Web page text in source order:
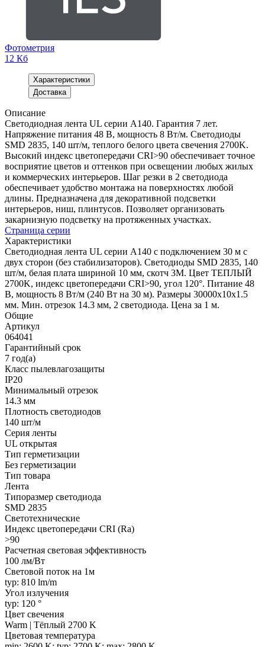
Фотометрия
12 Кб
Характеристики
Доставка
Описание
Светодиодная лента UL серии A140. Гарантия 7 лет.
Напряжение питания 48 В, мощность 8 Вт/м. Светодиоды
SMD 2835, 140 шт/м, теплого белого цвета свечения 2700K.
Высокий индекс цветопередачи CRI>90 обеспечивает точное
восприятие цветов и оттенков при освещении любых жилых
и коммерческих интерьеров. Шаг резки в 2 светодиода
обеспечивает удобство монтажа на поверхностях любой
длины. Предназначена для декоративной подсветки
интерьеров, ниш, плинтусов. Позволяет организовать
закарнизную подсветку на протяженных участках.
Страница серии
Характеристики
Светодиодная лента UL серии A140 с подключением 30 м с
двух сторон (без стабилизаторов). Светодиоды SMD 2835, 140
шт/м, белая плата шириной 10 мм, скотч 3M. Цвет ТЕПЛЫЙ
2700K, индекс цветопередачи CRI>90, угол 120°. Питание 48
В, мощность 8 Вт/м (240 Вт на 30 м). Размеры 30000x10x1.5
мм. Мин. отрезок 14.3 мм, 2 светодиода. Цена за 1 м.
Общие
Артикул
064041
Гарантийный срок
7 год(а)
Класс пылевлагозащиты
IP20
Минимальный отрезок
14.3 мм
Плотность светодиодов
140 шт/м
Серия ленты
UL открытая
Тип герметизации
Без герметизации
Тип товара
Лента
Типоразмер светодиода
SMD 2835
Светотехнические
Индекс цветопередачи CRI (Ra)
>90
Расчетная световая эффективность
100 лм/Вт
Световой поток на 1м
typ: 810 lm/m
Угол излучения
typ: 120 °
Цвет свечения
Warm | Тёплый 2700 K
Цветовая температура